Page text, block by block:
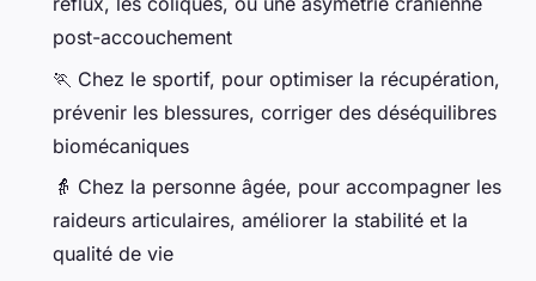
post-accouchement
🏃 Chez le sportif, pour optimiser la récupération,
prévenir les blessures, corriger des déséquilibres
biomécaniques
👵 Chez la personne âgée, pour accompagner les
raideurs articulaires, améliorer la stabilité et la
qualité de vie